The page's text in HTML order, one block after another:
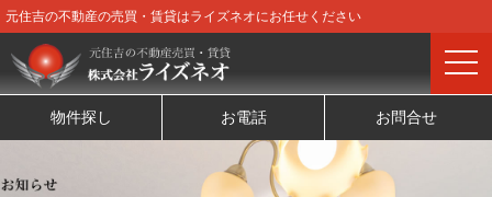
元住吉の不動産の売買・賃貸はライズネオにお任せください
物件探し お電話 お問合せ